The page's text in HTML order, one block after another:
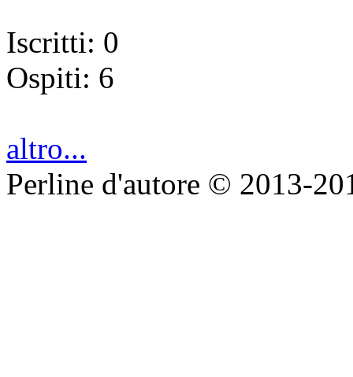
Iscritti: 0
Ospiti: 6
altro...
Perline d'autore © 2013-